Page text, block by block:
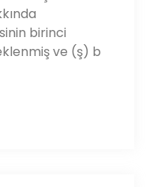
birinci
ve (ş) b